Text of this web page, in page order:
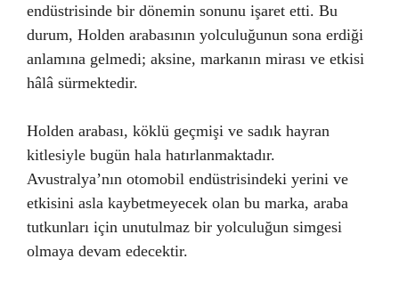
endüstrisinde bir dönemin sonunu işaret etti. Bu
durum, Holden arabasının yolculuğunun sona erdiği
anlamına gelmedi; aksine, markanın mirası ve etkisi
hâlâ sürmektedir.
Holden arabası, köklü geçmişi ve sadık hayran
kitlesiyle bugün hala hatırlanmaktadır.
Avustralya’nın otomobil endüstrisindeki yerini ve
etkisini asla kaybetmeyecek olan bu marka, araba
tutkunları için unutulmaz bir yolculuğun simgesi
olmaya devam edecektir.